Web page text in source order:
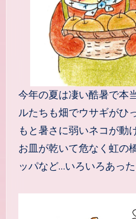
今年の夏は凄い酷暑で本
ルたちも畑でウサギがひ
もと暑さに弱いネコが動
お皿が乾いて危なく虹の
ッパなど…いろいろあっ